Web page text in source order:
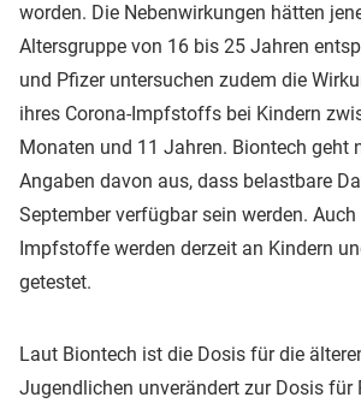
worden. Die Nebenwirkungen hätten
Altersgruppe von 16 bis 25 Jahren
und Pfizer untersuchen zudem die
ihres Corona-Impfstoffs bei Kindern
Monaten und 11 Jahren. Biontech geht
Angaben davon aus, dass belastbare
September verfügbar sein werden. Auch
Impfstoffe werden derzeit an Kindern
getestet.
Laut Biontech ist die Dosis für die
Jugendlichen unverändert zur Dosis für